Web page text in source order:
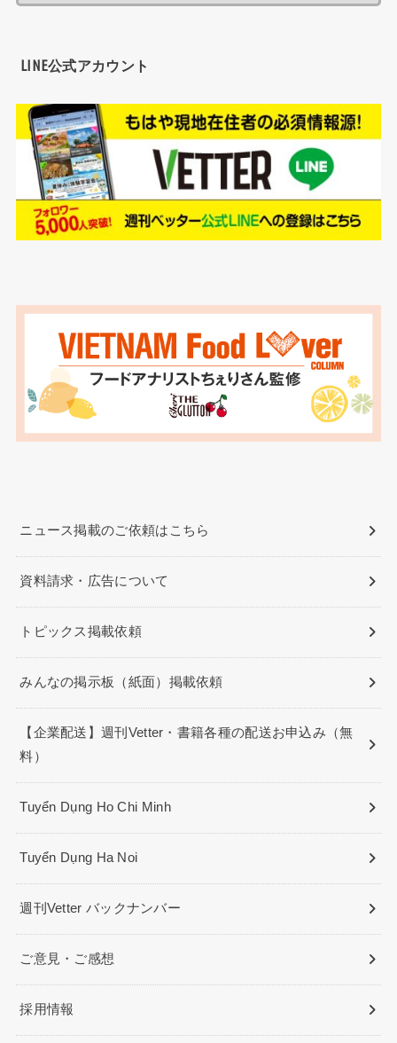
LINE公式アカウント
ニュース掲載のご依頼はこちら
資料請求・広告について
トピックス掲載依頼
みんなの掲示板（紙面）掲載依頼
【企業配送】週刊Vetter・書籍各種の配送お申込み（無
料）
Tuyển Dụng Ho Chi Minh
Tuyển Dụng Ha Noi
週刊Vetter バックナンバー
ご意見・ご感想
採用情報